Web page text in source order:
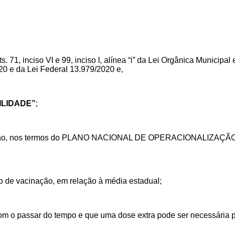
inciso VI e 99, inciso I, alínea “i” da Lei Orgânica Municipal
e da Lei Federal 13.979/2020 e,
;
nos termos do PLANO NACIONAL DE
de vacinação, em relação à média estadual ;
o passar do tempo e que uma dose extra pode ser necessária